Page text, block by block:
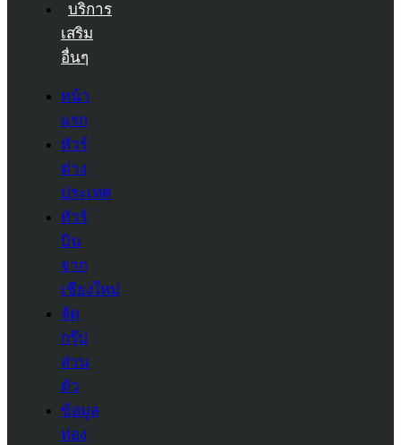
บริการ
เสริม
อื่นๆ
หน้า
แรก
ทัวร์
ต่าง
ประเทศ
ทัวร์
บิน
จาก
เชียงใหม่
จัด
กรุ๊ป
ส่วน
ตัว
ข้อมูล
ท่อง